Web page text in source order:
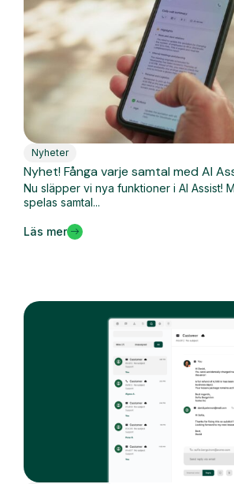
Nyheter
Nyhet! Fånga varje samtal med AI
Nu släpper vi nya funktioner i AI Assist!
spelas samtal...
Läs mer